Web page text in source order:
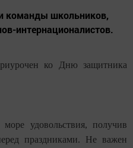
команды школьников,
интернационалистов.
ко Дню защитника
удовольствия, получив
праздниками. Не важен